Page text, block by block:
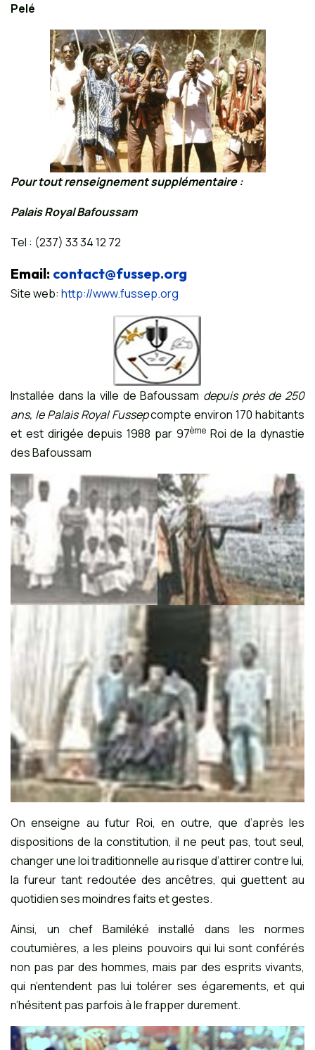
Pelé
Pour tout renseignement supplémentaire :
Palais Royal Bafoussam
Tel : (237) 33 34 12 72
Email: contact@fussep.org
Site web: http://www.fussep.org
Installée dans la ville de Bafoussam depuis près de 250
ans, le Palais Royal Fussepcompte environ 170 habitants
et est dirigée depuis 1988 par 97èmeRoi de la dynastie
des Bafoussam
On enseigne au futur Roi, en outre, que d’après les
dispositions de la constitution, il ne peut pas, tout seul,
changer une loi traditionnelle au risque d’attirer contre lui,
la fureur tant redoutée des ancêtres, qui guettent au
quotidien ses moindres faits et gestes.
Ainsi, un chef Bamiléké installé dans les normes
coutumières, a les pleins pouvoirs qui lui sont conférés
non pas par des hommes, mais par des esprits vivants,
qui n’entendent pas lui tolérer ses égarements, et qui
n’hésitent pas parfois à le frapper durement.